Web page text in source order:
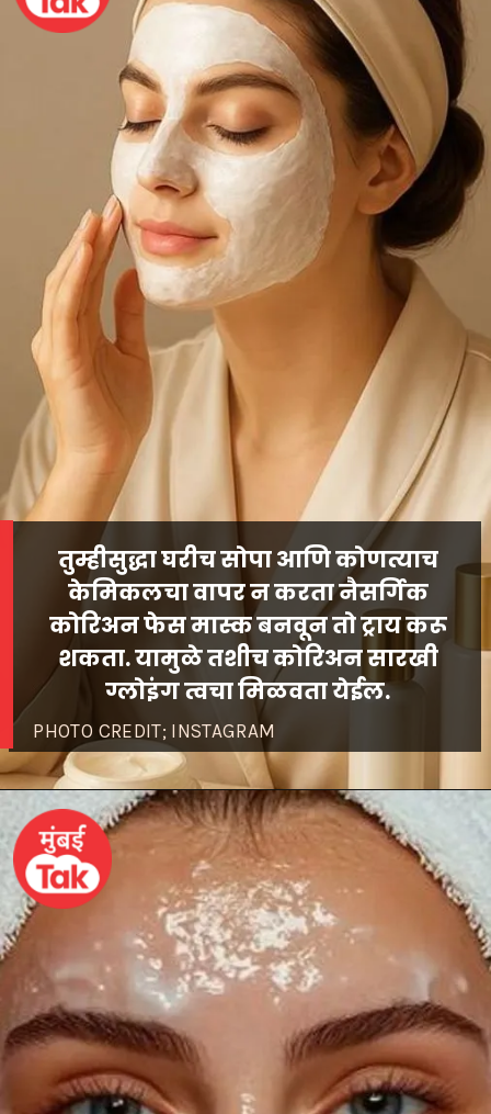
PHOTO CREDIT; INSTAGRAM
तुम्हीसुद्धा घरीच सोपा आणि कोणत्याच
केमिकलचा वापर न करता नैसर्गिक
कोरिअन फेस मास्क बनवून तो ट्राय करू
शकता. यामुळे तशीच कोरिअन सारखी
ग्लोइंग त्वचा मिळवता येईल.